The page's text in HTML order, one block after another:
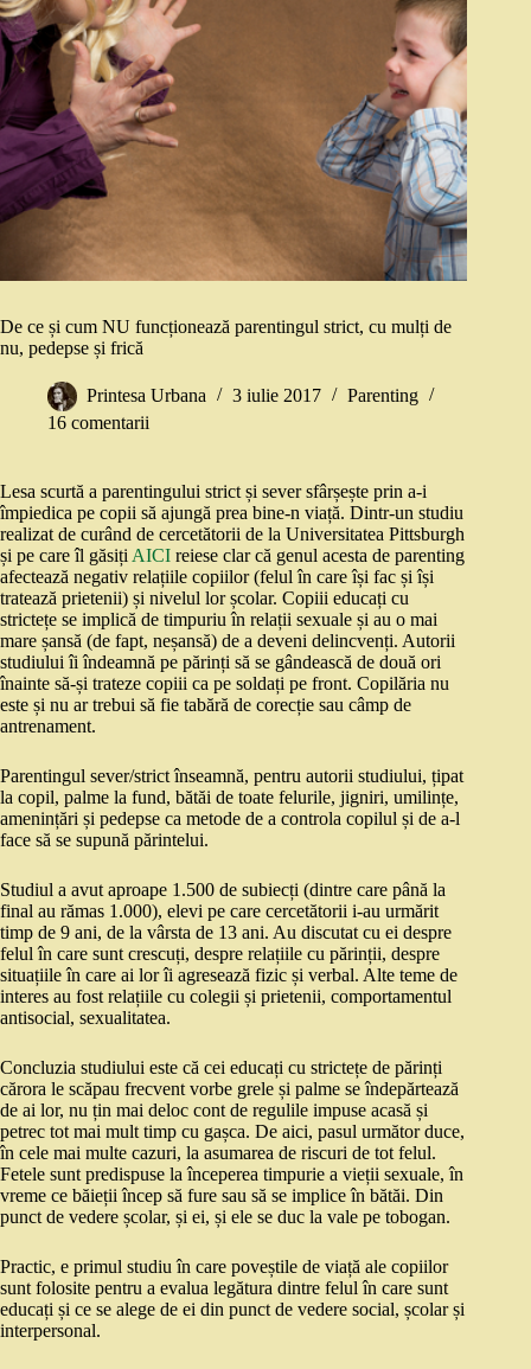
De ce și cum NU funcționează parentingul strict, cu mulți de
nu, pedepse și frică
Printesa Urbana 3 iulie 2017
Parenting
16 comentarii
Lesa scurtă a parentingului strict și sever sfârșește prin a-i
împiedica pe copii să ajungă prea bine-n viață. Dintr-un studiu
realizat de curând de cercetătorii de la Universitatea Pittsburgh
și pe care îl găsiți AICI reiese clar că genul acesta de parenting
afectează negativ relațiile copiilor (felul în care își fac și își
tratează prietenii) și nivelul lor școlar. Copiii educați cu
strictețe se implică de timpuriu în relații sexuale și au o mai
mare șansă (de fapt, neșansă) de a deveni delincvenți. Autorii
studiului îi îndeamnă pe părinți să se gândească de două ori
înainte să-și trateze copiii ca pe soldați pe front. Copilăria nu
este și nu ar trebui să fie tabără de corecție sau câmp de
antrenament.
Parentingul sever/strict înseamnă, pentru autorii studiului, țipat
la copil, palme la fund, bătăi de toate felurile, jigniri, umilințe,
amenințări și pedepse ca metode de a controla copilul și de a-l
face să se supună părintelui.
Studiul a avut aproape 1.500 de subiecți (dintre care până la
final au rămas 1.000), elevi pe care cercetătorii i-au urmărit
timp de 9 ani, de la vârsta de 13 ani. Au discutat cu ei despre
felul în care sunt crescuți, despre relațiile cu părinții, despre
situațiile în care ai lor îi agresează fizic și verbal. Alte teme de
interes au fost relațiile cu colegii și prietenii, comportamentul
antisocial, sexualitatea.
Concluzia studiului este că cei educați cu strictețe de părinți
cărora le scăpau frecvent vorbe grele și palme se îndepărtează
de ai lor, nu țin mai deloc cont de regulile impuse acasă și
petrec tot mai mult timp cu gașca. De aici, pasul următor duce,
în cele mai multe cazuri, la asumarea de riscuri de tot felul.
Fetele sunt predispuse la începerea timpurie a vieții sexuale, în
vreme ce băieții încep să fure sau să se implice în bătăi. Din
punct de vedere școlar, și ei, și ele se duc la vale pe tobogan.
Practic, e primul studiu în care poveștile de viață ale copiilor
sunt folosite pentru a evalua legătura dintre felul în care sunt
educați și ce se alege de ei din punct de vedere social, școlar și
interpersonal.